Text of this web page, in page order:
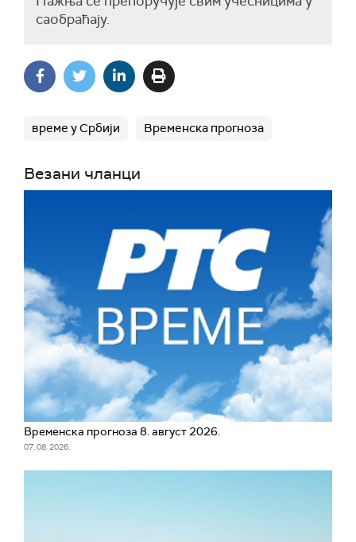
саобраћају.
време у Србији Временска прогноза
Везани чланци
Временска прогноза 8. август 2026.
07. 08. 2026.